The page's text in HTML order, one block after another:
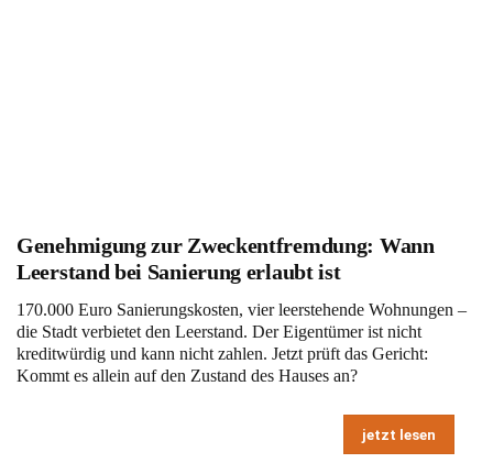
Genehmigung zur Zweckentfremdung: Wann
Leerstand bei Sanierung erlaubt ist
170.000 Euro Sanierungskosten, vier leerstehende Wohnungen –
die Stadt verbietet den Leerstand. Der Eigentümer ist nicht
kreditwürdig und kann nicht zahlen. Jetzt prüft das Gericht:
Kommt es allein auf den Zustand des Hauses an?
jetzt lesen